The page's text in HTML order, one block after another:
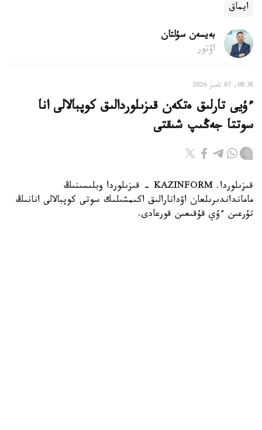
ايماق
بەيسەن سۇلتان
اۆتور
08:38, 07 تامىز 2026
ءۇيى تارلىق ەتكەن قىزىلوردالىق كوپبالالى انا
سوتتا جەڭىپ شىقتى
قىزىلوردا. KAZINFORM - قىزىلوردا وبلىسىنىڭ
مامانداندىرىلعان اۋدانارالىق اكىمشىلىك سوتى كوپبالالى انانىڭ
تۇرعىن ءۇي قۇقىعىن قورعادى.